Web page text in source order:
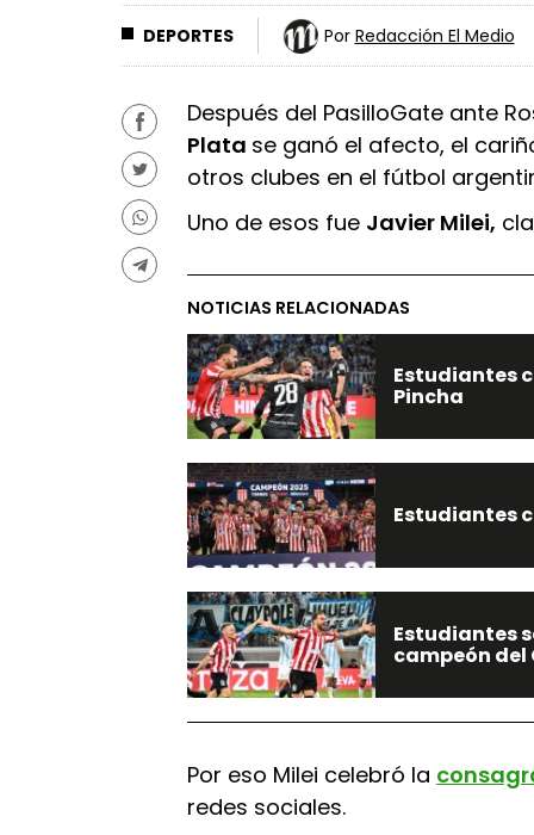
DEPORTES Por Redacción El Medio
Después del PasilloGate ante
Plata se ganó el afecto, el
otros clubes en el fútbol
Uno de esos fue Javier Milei,
NOTICIAS RELACIONADAS
Estudiantes
Pincha
Estudiantes
Estudiantes
campeón del
Por eso Milei celebró la
redes sociales.